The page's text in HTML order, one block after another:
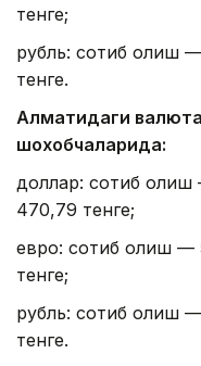
тенге;
рубль: сотиб олиш
тенге.
Алматидаги
шохобчаларида:
доллар: сотиб
470,79 тенге;
евро: сотиб олиш —
тенге;
рубль: сотиб олиш
тенге.